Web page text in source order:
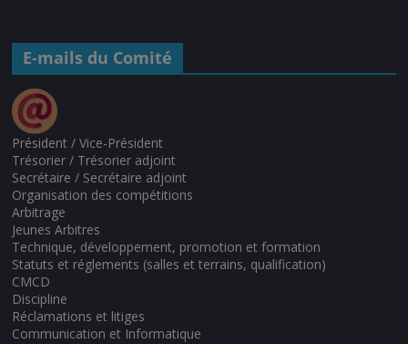
E-mails du Comité
Président / Vice-Président
Trésorier / Trésorier adjoint
Secrétaire / Secrétaire adjoint
Organisation des compétitions
Arbitrage
Jeunes Arbitres
Technique, développement, promotion et formation
Statuts et réglements (salles et terrains, qualification)
CMCD
Discipline
Réclamations et litiges
Communication et Informatique